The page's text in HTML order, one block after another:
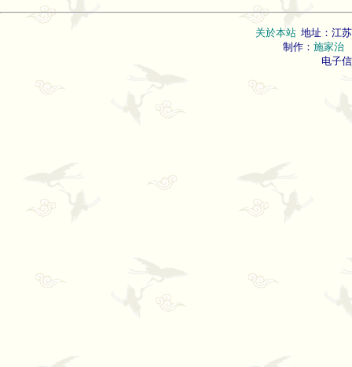
关於本站 地址：江
制作： 施家治
电子